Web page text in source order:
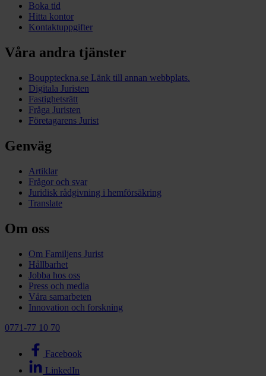
Boka tid
Hitta kontor
Kontaktuppgifter
Våra andra tjänster
Bouppteckna.se Länk till annan webbplats.
Digitala Juristen
Fastighetsrätt
Fråga Juristen
Företagarens Jurist
Genväg
Artiklar
Frågor och svar
Juridisk rådgivning i hemförsäkring
Translate
Om oss
Om Familjens Jurist
Hållbarhet
Jobba hos oss
Press och media
Våra samarbeten
Innovation och forskning
0771-77 10 70
Facebook
LinkedIn